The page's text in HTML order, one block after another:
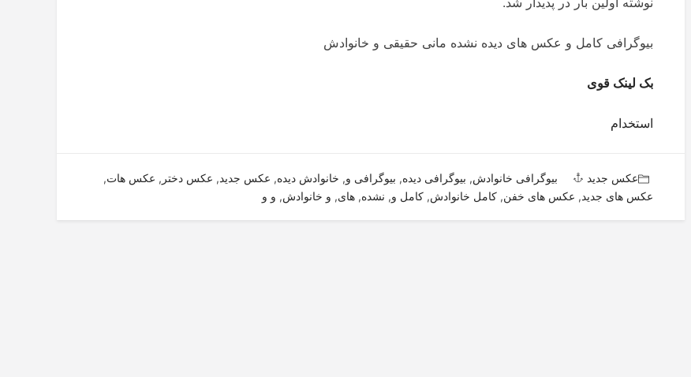
بیوگرافی کامل و عکس های دیده نشده مانی حقیقی و خانوادش
بک لینک قوی
استخدام
عکس جدید بیوگرافی خانوادش, بیوگرافی دیده, بیوگرافی و, خانوادش دیده, عکس جدید, عکس دختر , عکس هات,
عکس های جدید, عکس های خفن, کامل خانوادش, کامل و, نشده, های, و خانوادش, و و